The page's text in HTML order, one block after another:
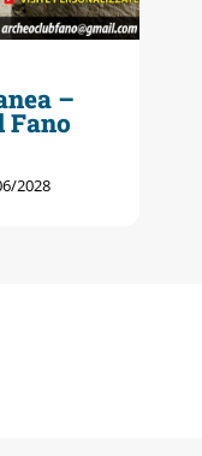
–
Fano
2028